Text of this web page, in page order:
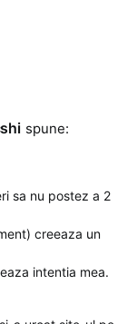
spune:
sa nu postez a 2
creeaza un
intentia mea.